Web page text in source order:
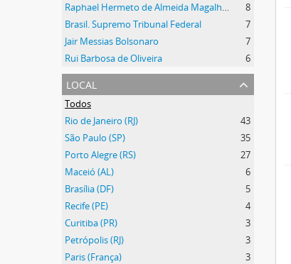
Raphael Hermeto de Almeida Magalhães
8
Brasil. Supremo Tribunal Federal
7
Jair Messias Bolsonaro
7
Rui Barbosa de Oliveira
6
local
Todos
Rio de Janeiro (RJ)
43
São Paulo (SP)
35
Porto Alegre (RS)
27
Maceió (AL)
6
Brasília (DF)
5
Recife (PE)
4
Curitiba (PR)
3
Petrópolis (RJ)
3
Paris (França)
3